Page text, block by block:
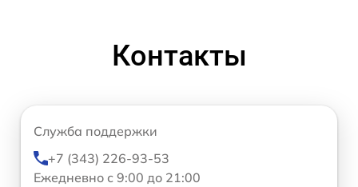
Контакты
Служба поддержки
+7 (343) 226-93-53
Ежедневно с 9:00 до 21:00